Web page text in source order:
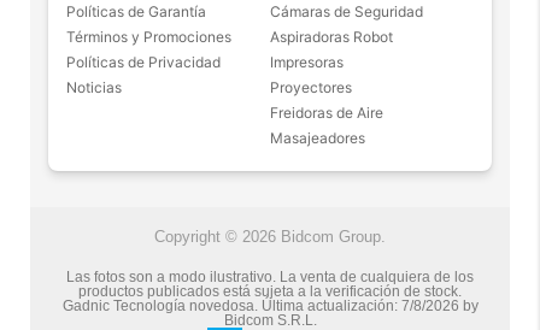
Políticas de Garantía
Términos y Promociones
Políticas de Privacidad
Noticias
Cámaras de Seguridad
Aspiradoras Robot
Impresoras
Proyectores
Freidoras de Aire
Masajeadores
Copyright © 2026 Bidcom Group.
Las fotos son a modo ilustrativo. La venta de cualquiera de los
productos publicados está sujeta a la verificación de stock.
Gadnic Tecnología novedosa. Última actualización: 7/8/2026 by
Bidcom S.R.L.